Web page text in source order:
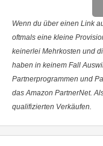
Wenn du über einen Link
oftmals eine kleine
keinerlei Mehrkosten und
haben in keinem Fall
Partnerprogrammen und
das Amazon PartnerNet.
qualifizierten Verkäufen.